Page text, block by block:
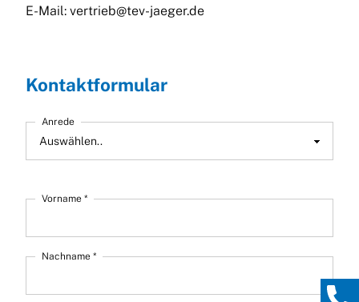
E-Mail: vertrieb@tev-jaeger.de
Kontaktformular
Anrede
Vorname *
Nachname *